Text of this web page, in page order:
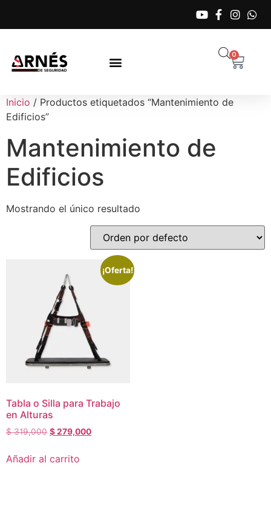
0
Inicio / Productos etiquetados “Mantenimiento de
Edificios”
Mantenimiento de
Edificios
Mostrando el único resultado
¡Oferta!
Tabla o Silla para Trabajo
en Alturas
$319,000 $279,000
Añadir al carrito